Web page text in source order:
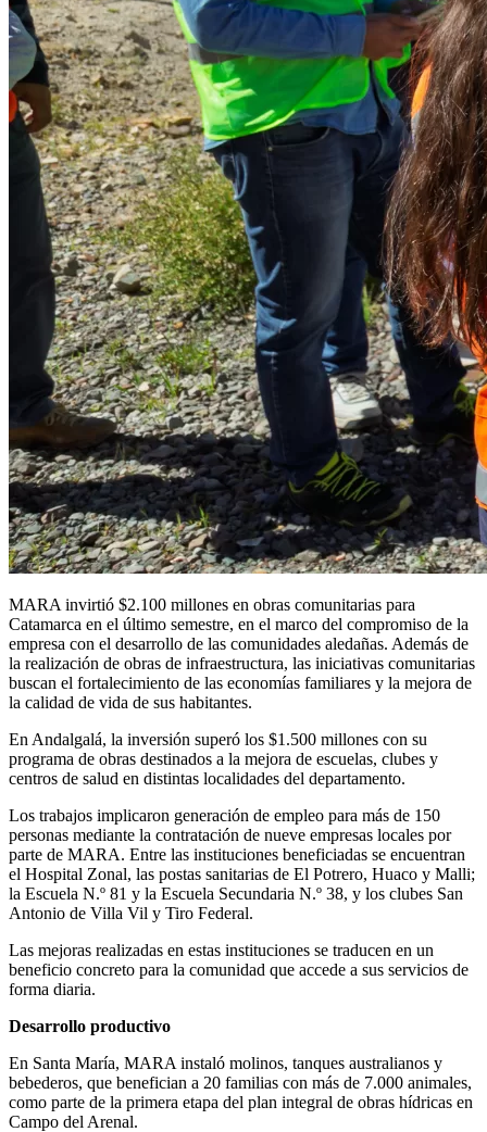
MARA invirtió $2.100 millones en obras comunitarias para
Catamarca en el último semestre, en el marco del compromiso de la
empresa con el desarrollo de las comunidades aledañas. Además de
la realización de obras de infraestructura, las iniciativas comunitarias
buscan el fortalecimiento de las economías familiares y la mejora de
la calidad de vida de sus habitantes.
En Andalgalá, la inversión superó los $1.500 millones con su
programa de obras destinados a la mejora de escuelas, clubes y
centros de salud en distintas localidades del departamento.
Los trabajos implicaron generación de empleo para más de 150
personas mediante la contratación de nueve empresas locales por
parte de MARA. Entre las instituciones beneficiadas se encuentran
el Hospital Zonal, las postas sanitarias de El Potrero, Huaco y Malli;
la Escuela N.º 81 y la Escuela Secundaria N.º 38, y los clubes San
Antonio de Villa Vil y Tiro Federal.
Las mejoras realizadas en estas instituciones se traducen en un
beneficio concreto para la comunidad que accede a sus servicios de
forma diaria.
Desarrollo productivo
En Santa María, MARA instaló molinos, tanques australianos y
bebederos, que benefician a 20 familias con más de 7.000 animales,
como parte de la primera etapa del plan integral de obras hídricas en
Campo del Arenal.